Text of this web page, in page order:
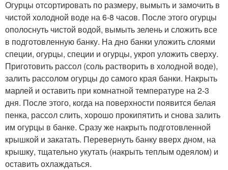
Огурцы отсортировать по размеру, вымыть и замочить в
чистой холодной воде на 6-8 часов. После этого огурцы
ополоснуть чистой водой, вымыть зелень и сложить все
в подготовленную банку. На дно банки уложить слоями
специи, огурцы, специи и огурцы, укроп уложить сверху.
Приготовить рассол (соль растворить в холодной воде),
залить рассолом огурцы до самого края банки. Накрыть
марлей и оставить при комнатной температуре на 2-3
дня. После этого, когда на поверхности появится белая
пенка, рассол слить, хорошо прокипятить и снова залить
им огурцы в банке. Сразу же накрыть подготовленной
крышкой и закатать. Перевернуть банку вверх дном, на
крышку, тщательно укутать (накрыть теплым одеялом) и
оставить охлаждаться.